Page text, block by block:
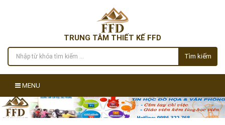
TRUNG TÂM THIẾT KẾ FFD
Tìm kiếm
MENU